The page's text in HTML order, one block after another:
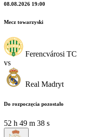
08.08.2026 19:00
Mecz towarzyski
Ferencvárosi TC
vs
Real Madryt
Do rozpoczęcia pozostało
52 h 49 m 36 s